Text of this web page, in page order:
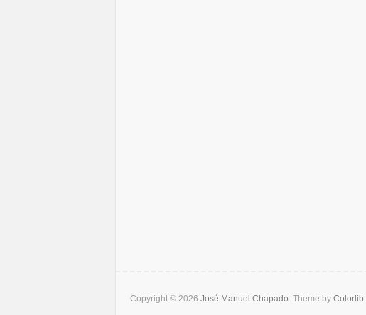
Copyright © 2026 José Manuel Chapado. Theme by Colorlib